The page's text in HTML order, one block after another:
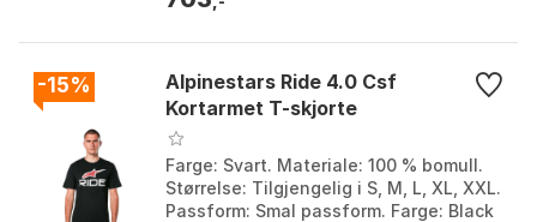
-15%
Alpinestars Ride 4.0 Csf
Kortarmet T-skjorte
Farge: Svart. Materiale: 100 % bomull.
Størrelse: Tilgjengelig i S, M, L, XL, XXL.
Passform: Smal passform. Farge: Black